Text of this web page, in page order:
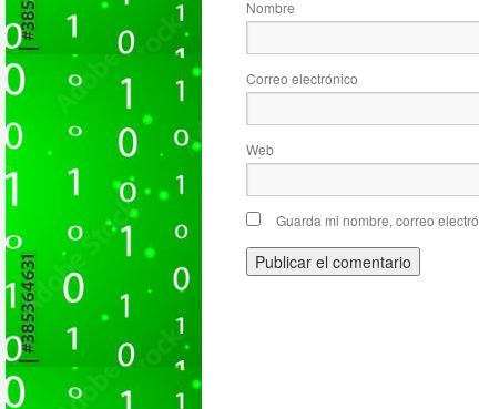
Nombre
Correo electrónico
Web
Guarda mi nombre, correo